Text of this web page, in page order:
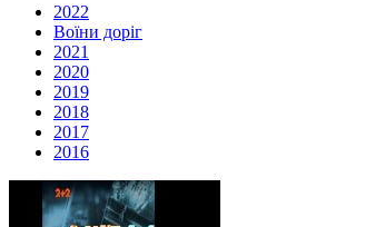
2022
Воїни доріг
2021
2020
2019
2018
2017
2016